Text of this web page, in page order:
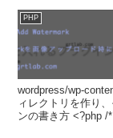
PHP
wordpress/wp-
ィレクトリを作り
ンの書き方 <?php /